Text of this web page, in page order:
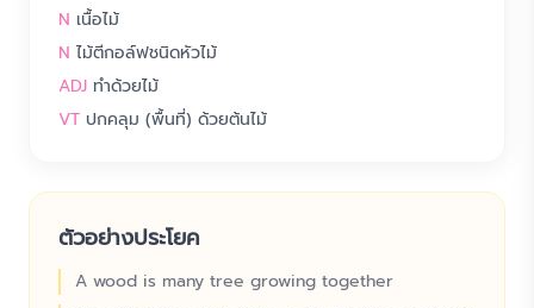
N เนื้อไม้
N ไม้ตีกอล์ฟชนิดหัวไม้
ADJ ทำด้วยไม้
VT ปกคลุม (พื้นที่) ด้วยต้นไม้
ตัวอย่างประโยค
A wood is many tree growing together